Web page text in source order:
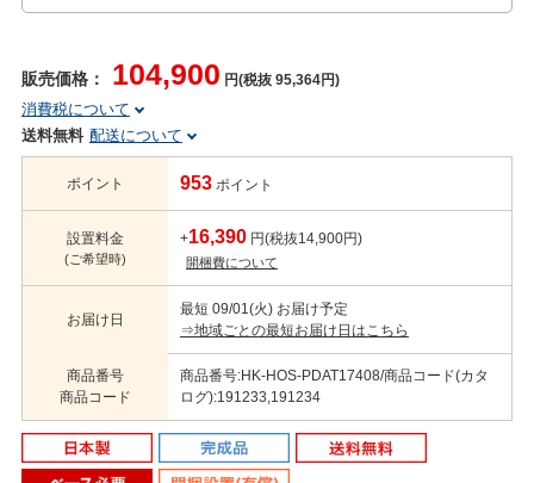
販売価格： 104,900 円(税抜 95,364円)
消費税について
送料無料 配送について
ポイント 953 ポイント
設置料金
(ご希望時)
+16,390 円(税抜14,900円)
開梱費について
お届け日
最短 09/01(火) お届け予定
⇒地域ごとの最短お届け日はこちら
商品番号
商品コード
商品番号:HK-HOS-PDAT17408/商品コード(カタ
ログ):191233,191234